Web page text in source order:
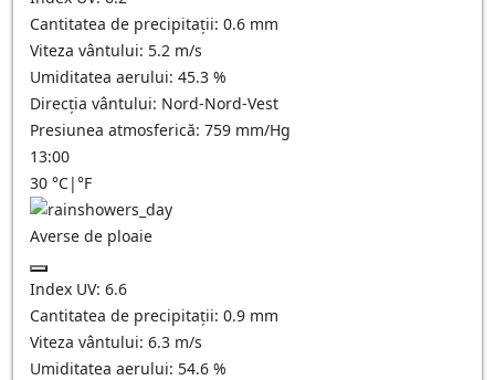
Cantitatea de precipitații: 0.6 mm
Viteza vântului: 5.2 m/s
Umiditatea aerului: 45.3 %
Direcția vântului: Nord-Nord-Vest
Presiunea atmosferică: 759 mm/Hg
13:00
30 °C|°F
Averse de ploaie
Index UV: 6.6
Cantitatea de precipitații: 0.9 mm
Viteza vântului: 6.3 m/s
Umiditatea aerului: 54.6 %